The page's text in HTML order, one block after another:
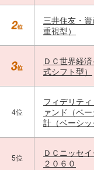
三井住友・
重視型）
ＤＣ世界経
式シフト型）
4位
フィデリテ
ァンド（ベ
計（ベーシッ
5位
ＤＣニッセ
２０６０